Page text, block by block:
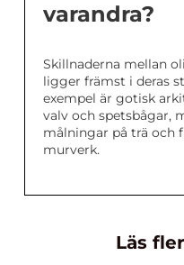
varandra?
Skillnaderna mellan
ligger främst i deras
exempel är gotisk
valv och spetsbågar,
målningar på trä och
murverk.
Läs